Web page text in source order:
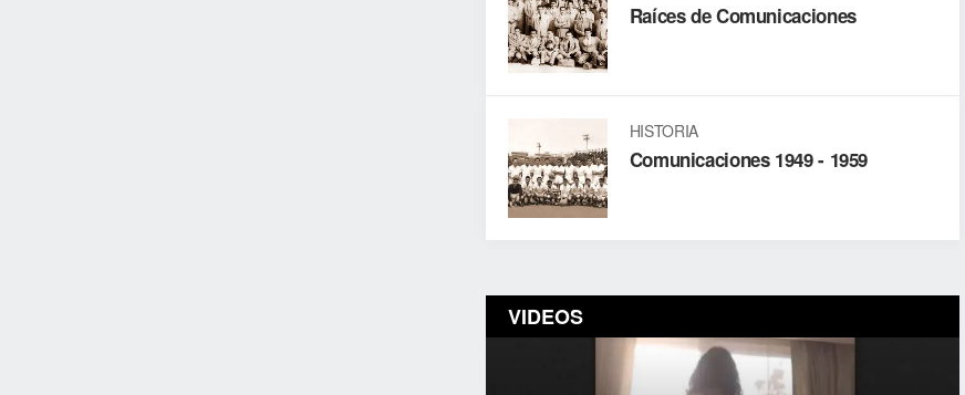
Raíces de Comunicaciones
HISTORIA
Comunicaciones 1949 - 1959
VIDEOS